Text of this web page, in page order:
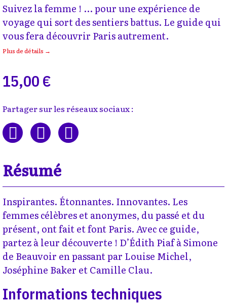
Suivez la femme ! ... pour une expérience de
voyage qui sort des sentiers battus. Le guide qui
vous fera découvrir Paris autrement.
Plus de détails →
15,00 €
Partager sur les réseaux sociaux :
Résumé
Inspirantes. Étonnantes. Innovantes. Les
femmes célèbres et anonymes, du passé et du
présent, ont fait et font Paris. Avec ce guide,
partez à leur découverte ! D’Édith Piaf à Simone
de Beauvoir en passant par Louise Michel,
Joséphine Baker et Camille Clau.
Informations techniques